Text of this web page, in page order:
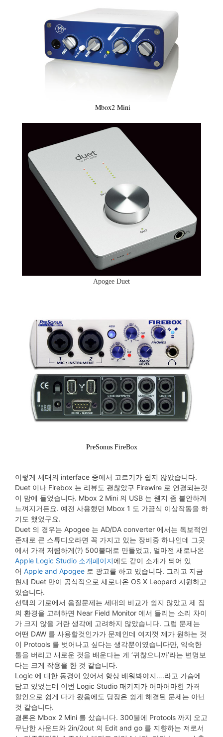
Mbox2 Mini
Apogee Duet
PreSonus FireBox
이렇게 세대의 interface 중에서 고르기가 쉽지 않았습니다.
Duet 이나 Firebox 는 리뷰도 괜찮았구 Firewire 로 연결되는것
이 맘에 들었습니다. Mbox 2 Mini 의 USB 는 웬지 좀 불안하게
느껴지거든요. 예전 사용했던 Mbox 1 도 가끔식 이상작동을 하
기도 했었구요.
Duet 의 경우는 Apogee 는 AD/DA converter 에서는 독보적인
존재로 큰 스튜디오라면 꼭 가지고 있는 장비중 하나인데 그곳
에서 가격 저렴하게(?) 500불대로 만들었고, 얼마전 새로나온
Apple Logic Studio 소개페이지에도 같이 소개가 되어 있
어 Apple and Apogee 로 광고를 하고 있습니다. 그리고 지금
현재 Duet 만이 공식적으로 새로나온 OS X Leopard 지원하고
있습니다.
선택의 기로에서 음질문제는 세대의 비교가 쉽지 않았고 제 집
의 환경을 고려하면 Near Field Monitor 에서 들리는 소리 차이
가 크지 않을 거란 생각에 고려하지 않았습니다. 그럼 문제는
어떤 DAW 를 사용할것인가가 문제인데 여지껏 제가 원하는 것
이 Protools 를 벗어나고 싶다는 생각뿐이였습니다만, 익숙한
툴을 버리고 새로운 것을 배운다는 게 ‘귀찮으니까’라는 변명보
다는 크게 작용을 한 것 같습니다.
Logic 에 대한 동경이 있어서 항상 배워봐야지….라고 가슴에
담고 있었는데 이번 Logic Studio 패키지가 어마어마한 가격
할인으로 쉽게 다가 왔음에도 당장은 쉽게 해결된 문제는 아닌
것 같습니다.
결론은 Mbox 2 Mini 를 샀습니다. 300불에 Protools 까지 오고
무난한 사운드와 2in/2out 의 Edit and go 를 지향하는 저로서